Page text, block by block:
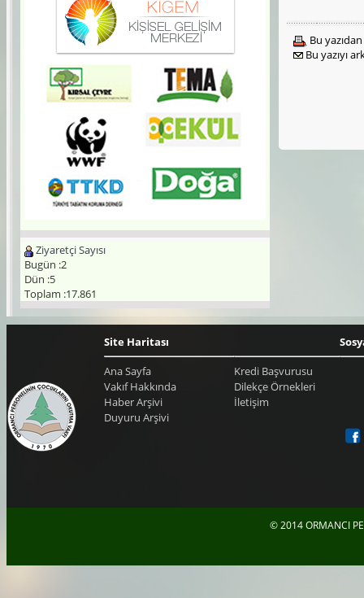
Ziyaretçi Sayısı
Bugün :2
Dün :5
Toplam :17.861
Bu yazıdan
Bu yazıyı
Site Haritası
Ana Sayfa
Vakıf Hakkında
Haber Arşivi
Duyuru Arşivi
Kredi Başvurusu
Dilekçe Örnekleri
İletişim
© 2014 ORMANCI